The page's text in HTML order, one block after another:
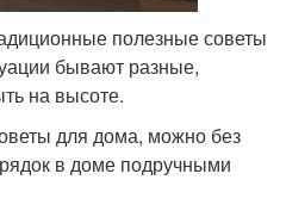
полезные советы
бывают разные,
на высоте.
для дома, можно без
в доме подручными